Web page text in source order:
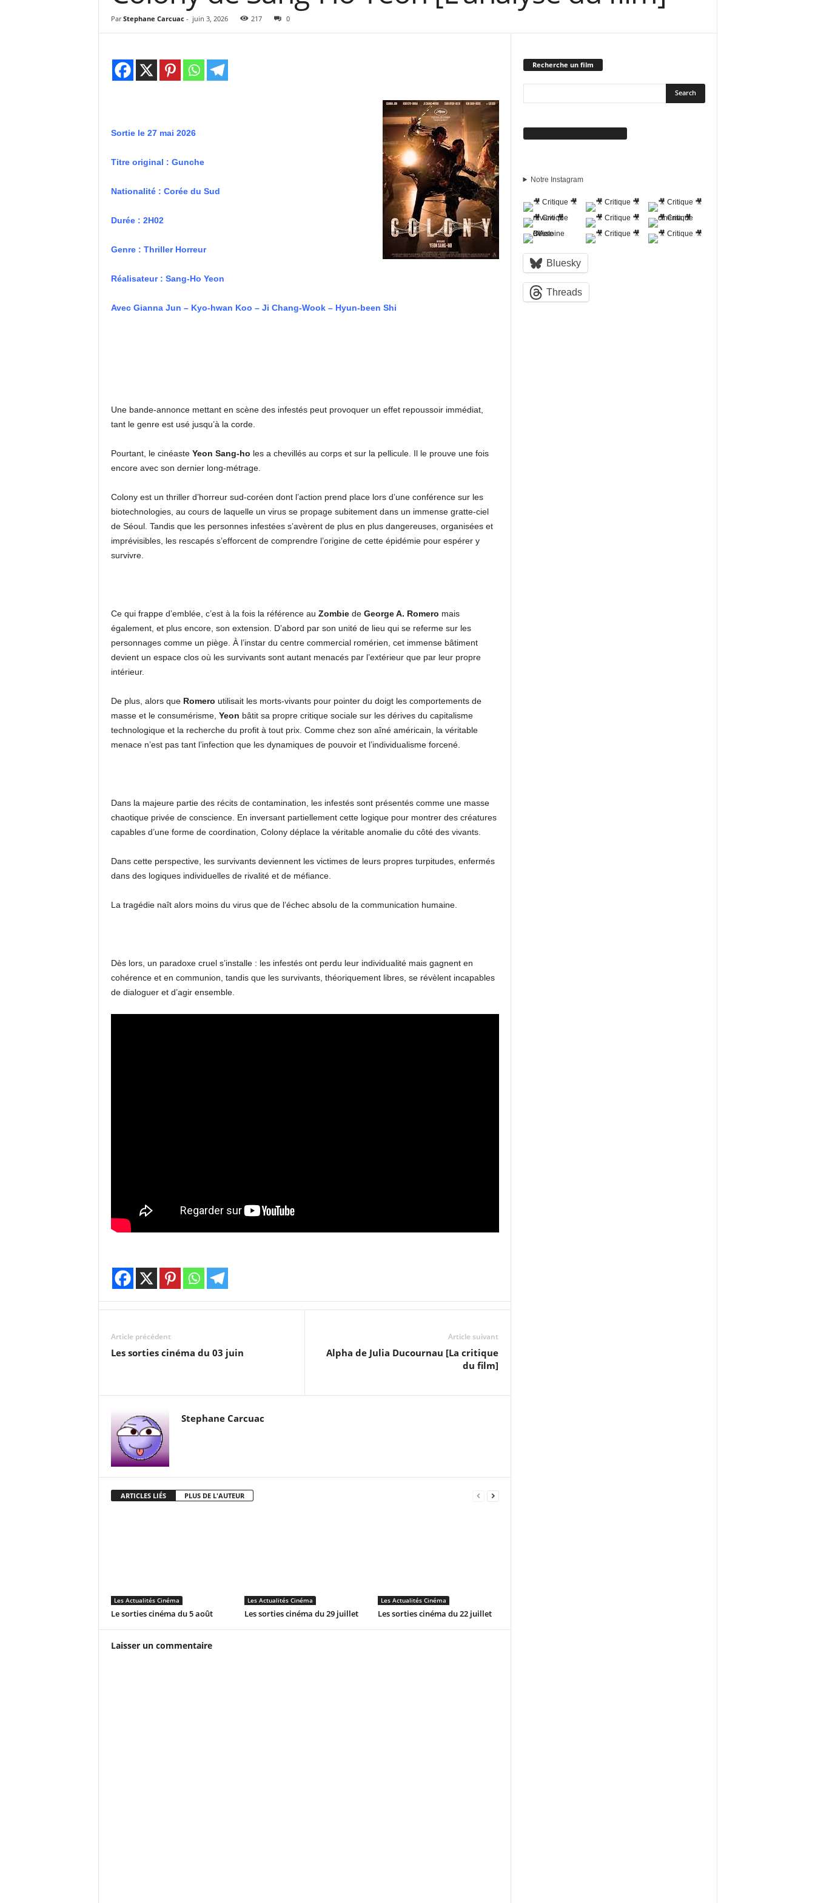
Par Stephane Carcuac- juin 3, 2026 217 0
Sortie le 27 mai 2026
Titre original : Gunche
Nationalité : Corée du Sud
Durée : 2H02
Genre : Thriller Horreur
Réalisateur : Sang-Ho Yeon
Avec Gianna Jun – Kyo-hwan Koo – Ji Chang-Wook – Hyun-been Shi
Une bande-annonce mettant en scène des infestés peut provoquer un effet repoussoir immédiat,
tant le genre est usé jusqu’à la corde.
Pourtant, le cinéaste Yeon Sang-ho les a chevillés au corps et sur la pellicule. Il le prouve une fois
encore avec son dernier long-métrage.
​Colony est un thriller d’horreur sud-coréen dont l’action prend place lors d’une conférence sur les
biotechnologies, au cours de laquelle un virus se propage subitement dans un immense gratte-ciel
de Séoul. Tandis que les personnes infestées s’avèrent de plus en plus dangereuses, organisées et
imprévisibles, les rescapés s’efforcent de comprendre l’origine de cette épidémie pour espérer y
survivre.
​Ce qui frappe d’emblée, c’est à la fois la référence au Zombiede George A. Romero mais
également, et plus encore, son extension. D’abord par son unité de lieu qui se referme sur les
personnages comme un piège. À l’instar du centre commercial romérien, cet immense bâtiment
devient un espace clos où les survivants sont autant menacés par l’extérieur que par leur propre
intérieur.
​De plus, alors que Romero utilisait les morts-vivants pour pointer du doigt les comportements de
masse et le consumérisme, Yeon bâtit sa propre critique sociale sur les dérives du capitalisme
technologique et la recherche du profit à tout prix. Comme chez son aîné américain, la véritable
menace n’est pas tant l’infection que les dynamiques de pouvoir et l’individualisme forcené.
​Dans la majeure partie des récits de contamination, les infestés sont présentés comme une masse
chaotique privée de conscience. En inversant partiellement cette logique pour montrer des créatures
capables d’une forme de coordination, Colony déplace la véritable anomalie du côté des vivants.
Dans cette perspective, les survivants deviennent les victimes de leurs propres turpitudes, enfermés
dans des logiques individuelles de rivalité et de méfiance.
La tragédie naît alors moins du virus que de l’échec absolu de la communication humaine.
​Dès lors, un paradoxe cruel s’installe : les infestés ont perdu leur individualité mais gagnent en
cohérence et en communion, tandis que les survivants, théoriquement libres, se révèlent incapables
de dialoguer et d’agir ensemble.
Article précédent
Les sorties cinéma du 03 juin
Article suivant
Alpha de Julia Ducournau [La critique
du film]
Stephane Carcuac
ARTICLES LIÉS PLUS DE L'AUTEUR
Les Actualités Cinéma
Le sorties cinéma du 5 août
Les Actualités Cinéma
Les sorties cinéma du 29 juillet
Les Actualités Cinéma
Les sorties cinéma du 22 juillet
Laisser un commentaire
Recherche un film
Notre Instagram
Bluesky
Threads